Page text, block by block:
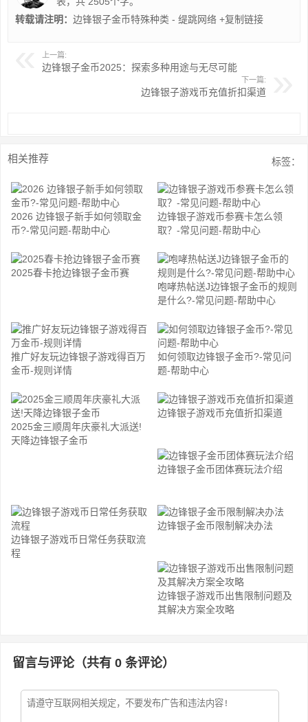
转载请注明： 边锋银子金币特殊种类 - 缇跳网络 +复制链接
上一篇:
边锋银子金币2025：探索多种用途与无尽可能
下一篇:
边锋银子游戏币充值折扣渠道
相关推荐 标签：
2026 边锋银子新手如何领取金
币?-常见问题-帮助中心
边锋银子游戏币参赛卡怎么领
取？-常见问题-帮助中心
2025春卡抢边锋银子金币赛
咆哮热帖送J边锋银子金币的规则
是什么?-常见问题-帮助中心
推广好友玩边锋银子游戏得百万
金币-规则详情
如何领取边锋银子金币?-常见问
题-帮助中心
2025金三顺周年庆豪礼大派送!
天降边锋银子金币
边锋银子游戏币充值折扣渠道
边锋银子金币团体赛玩法介绍
边锋银子游戏币日常任务获取流
程
边锋银子金币限制解决办法
边锋银子游戏币出售限制问题及
其解决方案全攻略
留言与评论（共有 0 条评论）